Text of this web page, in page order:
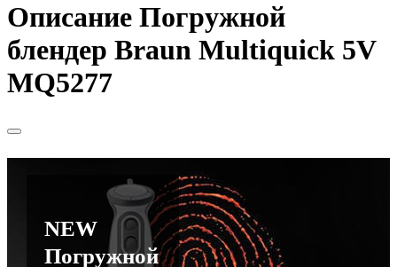
Описание Погружной
блендер Braun Multiquick 5V
MQ5277
NEW
Погружной